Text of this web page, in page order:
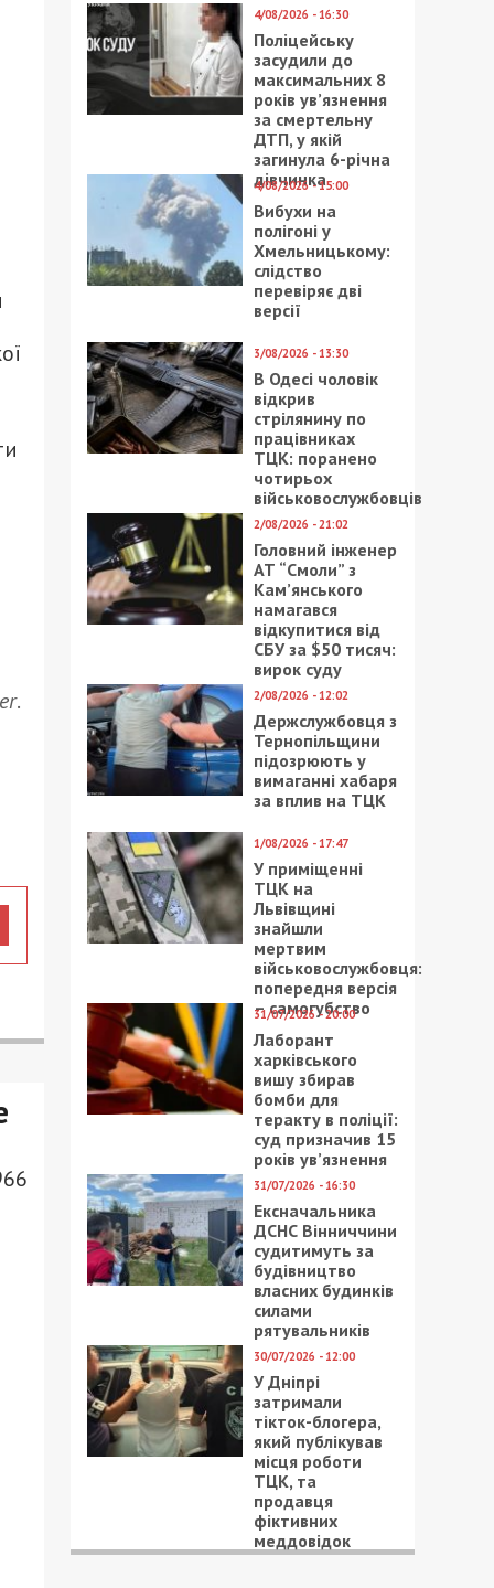
.
4/08/2026 - 16:30
Поліцейську
засудили до
максимальних 8
років ув’язнення
за смертельну
ДТП, у якій
загинула 6-річна
дівчинка
4/08/2026 - 15:00
Вибухи на
полігоні у
Хмельницькому:
слідство
перевіряє дві
версії
3/08/2026 - 13:30
В Одесі чоловік
відкрив
стрілянину по
працівниках
ТЦК: поранено
чотирьох
військовослужбовців
2/08/2026 - 21:02
Головний інженер
АТ “Смоли” з
Кам’янського
намагався
відкупитися від
СБУ за $50 тисяч:
вирок суду
2/08/2026 - 12:02
Держслужбовця з
Тернопільщини
підозрюють у
вимаганні хабаря
за вплив на ТЦК
1/08/2026 - 17:47
У приміщенні
ТЦК на
Львівщині
знайшли
мертвим
військовослужбовця:
попередня версія
– самогубство
31/07/2026 - 20:00
Лаборант
харківського
вишу збирав
бомби для
теракту в поліції:
суд призначив 15
років ув’язнення
31/07/2026 - 16:30
Ексначальника
ДСНС Вінниччини
судитимуть за
будівництво
власних будинків
силами
рятувальників
30/07/2026 - 12:00
У Дніпрі
затримали
тікток-блогера,
який публікував
місця роботи
ТЦК, та
продавця
фіктивних
меддовідок